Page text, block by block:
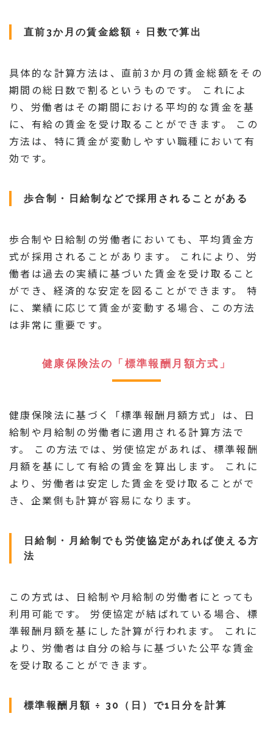
直前3か月の賃金総額 ÷ 日数で算出
具体的な計算方法は、直前3か月の賃金総額をその
期間の総日数で割るというものです。 これによ
り、労働者はその期間における平均的な賃金を基
に、有給の賃金を受け取ることができます。 この
方法は、特に賃金が変動しやすい職種において有
効です。
歩合制・日給制などで採用されることがある
歩合制や日給制の労働者においても、平均賃金方
式が採用されることがあります。 これにより、労
働者は過去の実績に基づいた賃金を受け取ること
ができ、経済的な安定を図ることができます。 特
に、業績に応じて賃金が変動する場合、この方法
は非常に重要です。
健康保険法の「標準報酬月額方式」
健康保険法に基づく「標準報酬月額方式」は、日
給制や月給制の労働者に適用される計算方法で
す。 この方法では、労使協定があれば、標準報酬
月額を基にして有給の賃金を算出します。 これに
より、労働者は安定した賃金を受け取ることがで
き、企業側も計算が容易になります。
日給制・月給制でも労使協定があれば使える方
法
この方式は、日給制や月給制の労働者にとっても
利用可能です。 労使協定が結ばれている場合、標
準報酬月額を基にした計算が行われます。 これに
より、労働者は自分の給与に基づいた公平な賃金
を受け取ることができます。
標準報酬月額 ÷ 30（日）で1日分を計算